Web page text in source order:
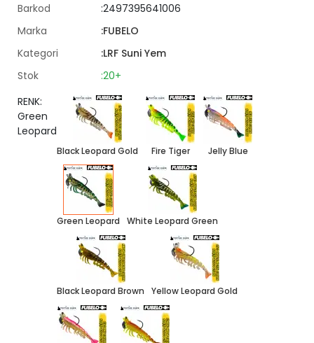
Barkod
:2497395641006
Marka
:FUBELO
Kategori
:LRF Suni Yem
Stok
:20+
RENK:
Green
Leopard
Black Leopard Gold Fire Tiger Jelly Blue
Green Leopard White Leopard Green
Black Leopard Brown Yellow Leopard Gold